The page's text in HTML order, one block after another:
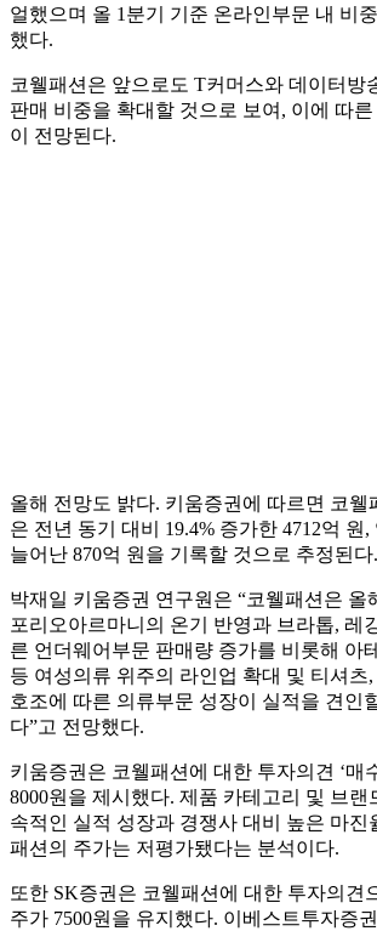
얼했으며 올 1분기 기준 온라인부문 내 비
했다.
코웰패션은 앞으로도 T커머스와 데이터방
판매 비중을 확대할 것으로 보여, 이에 따
이 전망된다.
올해 전망도 밝다. 키움증권에 따르면 코웰
은 전년 동기 대비 19.4% 증가한 4712억 원,
늘어난 870억 원을 기록할 것으로 추정된다.
박재일 키움증권 연구원은 “코웰패션은 올
포리오아르마니의 온기 반영과 브라톱, 레
른 언더웨어부문 판매량 증가를 비롯해 아
등 여성의류 위주의 라인업 확대 및 티셔츠
호조에 따른 의류부문 성장이 실적을 견인
다”고 전망했다.
키움증권은 코웰패션에 대한 투자의견 ‘매
8000원을 제시했다. 제품 카테고리 및 브랜
속적인 실적 성장과 경쟁사 대비 높은 마진
패션의 주가는 저평가됐다는 분석이다.
또한 SK증권은 코웰패션에 대한 투자의견
주가 7500원을 유지했다. 이베스트투자증